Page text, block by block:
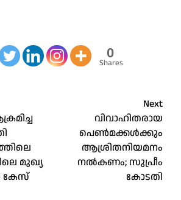
0
Shares
മുഖ്യ
കേസ്
Next
വിവാഹിതരായ
പെൺമക്കൾക്കും
ആശ്രിതനിയമനം
നൽകണം; സുപ്രീം
കോടതി